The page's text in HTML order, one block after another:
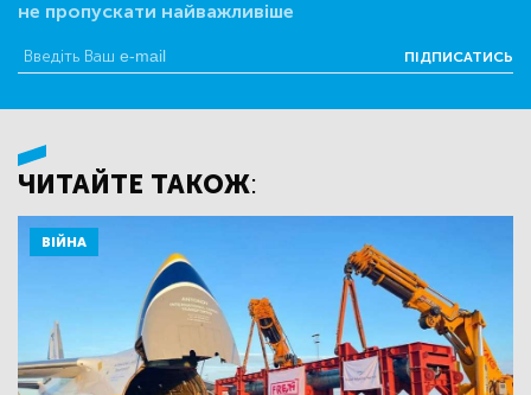
не пропускати найважливіше
ПІДПИСАТИСЬ
ЧИТАЙТЕ ТАКОЖ:
ВІЙНА